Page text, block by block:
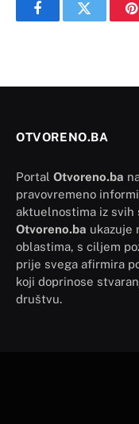
FacebookTwitter
OTVORENO.BA
Portal Otvoreno.ba
pravovremeno
aktuelnostima iz svih
Otvoreno.ba ukazuje
oblastima, s ciljem
prije svega afirmira
koji doprinose
društvu.